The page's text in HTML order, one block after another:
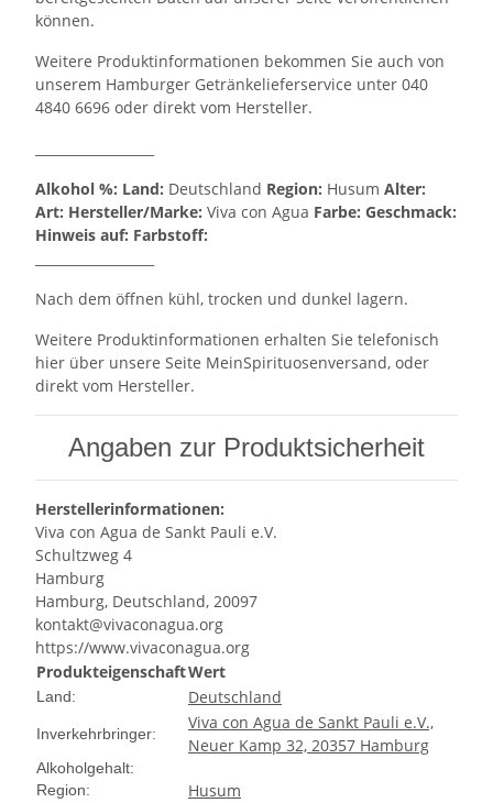
können.
Weitere Produktinformationen bekommen Sie auch von
unserem Hamburger Getränkelieferservice unter 040
4840 6696 oder direkt vom Hersteller.
Alkohol %: Land: Deutschland Region: Husum Alter:
Art: Hersteller/Marke: Viva con Agua Farbe: Geschmack:
Hinweis auf: Farbstoff:
Nach dem öffnen kühl, trocken und dunkel lagern.
Weitere Produktinformationen erhalten Sie telefonisch
hier über unsere Seite MeinSpirituosenversand, oder
direkt vom Hersteller.
Angaben zur Produktsicherheit
Herstellerinformationen:
Viva con Agua de Sankt Pauli e.V.
Schultzweg 4
Hamburg
Hamburg, Deutschland, 20097
kontakt@vivaconagua.org
https://www.vivaconagua.org
ProdukteigenschaftWert
Land: Deutschland
Inverkehrbringer:
Viva con Agua de Sankt Pauli e.V.,
Neuer Kamp 32, 20357 Hamburg
Alkoholgehalt:
Region:
Husum